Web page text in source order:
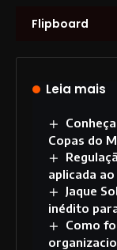
Flipboard
Leia mais
Copas do
aplicada
Jaque
inédito
Como